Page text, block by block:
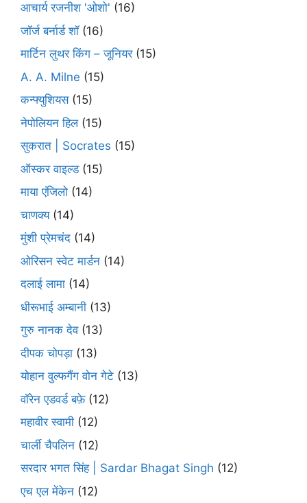
आचार्य रजनीश 'ओशो' (16)
जॉर्ज बर्नार्ड शॉ(16)
मार्टिन लुथर किंग – जूनियर(15)
A. A. Milne (15)
कन्फ्युशियस(15)
नेपोलियन हिल(15)
सुकरात | Socrates (15)
ऑस्कर वाइल्ड(15)
माया एंजिलो (14)
चाणक्य(14)
मुंशी प्रेमचंद (14)
ओरिसन स्‍वेट मार्डन (14)
दलाई लामा (14)
धीरूभाई अम्बानी (13)
गुरु नानक देव(13)
दीपक चोपड़ा (13)
योहान वुल्फगैंग वोन गेटे (13)
वॉरेन एडवर्ड बफ़े(12)
महावीर स्वामी (12)
चार्ली चैपलिन (12)
सरदार भगत सिंह | Sardar Bhagat Singh (12)
एच एल मेंकेन (12)